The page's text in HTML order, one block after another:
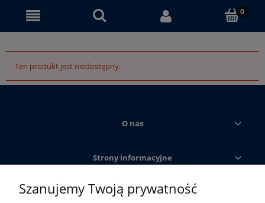
Ten produkt jest niedostępny.
O nas
Strony informacyjne
Obsługa klienta
Szanujemy Twoją prywatność